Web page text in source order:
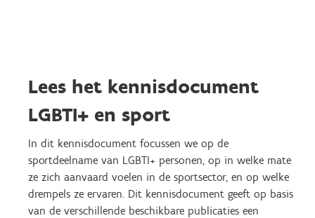
Lees het kennisdocument
LGBTI+ en sport
In dit kennisdocument focussen we op de
sportdeelname van LGBTI+ personen, op in welke mate
ze zich aanvaard voelen in de sportsector, en op welke
drempels ze ervaren. Dit kennisdocument geeft op basis
van de verschillende beschikbare publicaties een